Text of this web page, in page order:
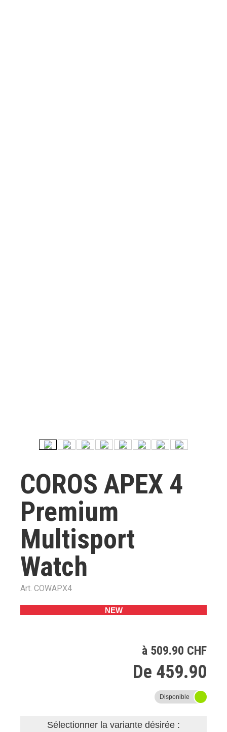
COROS APEX 4
Premium
Multisport
Watch
Art. COWAPX4
NEW
à 509.90 CHF
De 459.90
Disponible
Sélectionner la variante désirée :